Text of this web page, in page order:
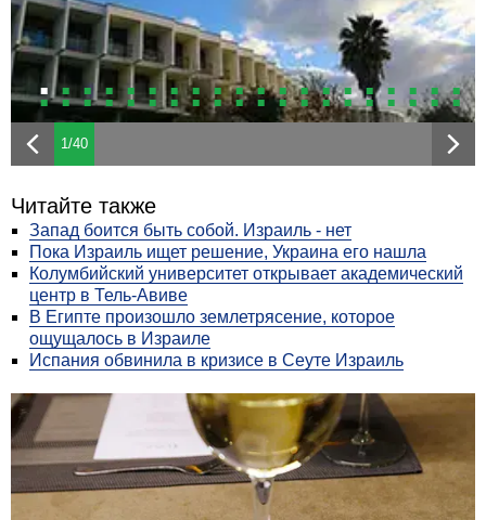
1/40
Читайте также
Запад боится быть собой. Израиль - нет
Пока Израиль ищет решение, Украина его нашла
Колумбийский университет открывает академический
центр в Тель-Авиве
В Египте произошло землетрясение, которое
ощущалось в Израиле
Испания обвинила в кризисе в Сеуте Израиль